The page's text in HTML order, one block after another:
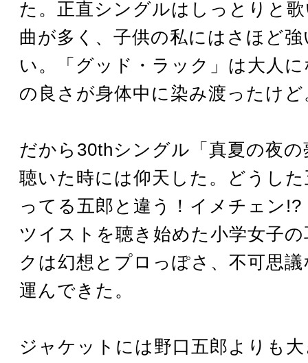
た。正直シングルはしっとりと
曲が多く、子供の私にはさほど
い。「グッド・ラック」は大人
の良さが身体中に染み渡ったけど
だから30thシングル「真夏の夜
聴いた時には仰天した。どうし
ってる五郎と違う！イメチェン
ツイストを聴き始めた小学女子
クは幻想とプロっぽさ、不可思
運んできた。
ジャケットには野口五郎よりも